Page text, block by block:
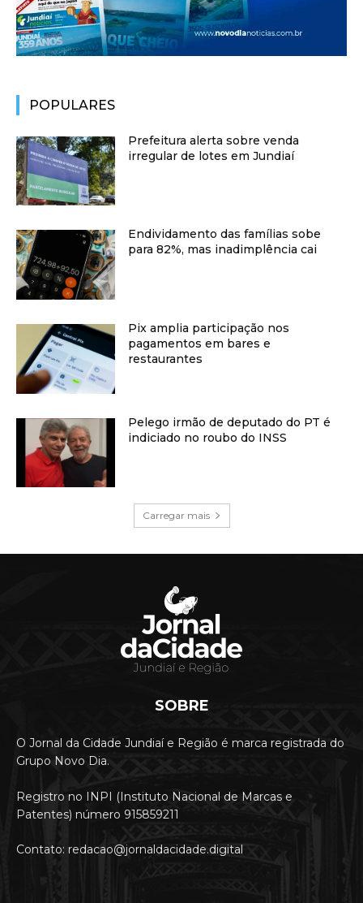
POPULARES
Prefeitura alerta sobre venda
irregular de lotes em Jundiaí
Endividamento das famílias sobe
para 82%, mas inadimplência cai
Pix amplia participação nos
pagamentos em bares e
restaurantes
Pelego irmão de deputado do PT é
indiciado no roubo do INSS
Carregar mais
SOBRE
O Jornal da Cidade Jundiaí e Região é marca registrada do
Grupo Novo Dia.
Registro no INPI (Instituto Nacional de Marcas e
Patentes) número 915859211
Contato: redacao@jornaldacidade.digital